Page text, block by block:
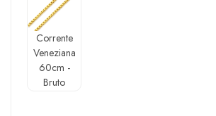
Corrente
Veneziana
60cm -
Bruto